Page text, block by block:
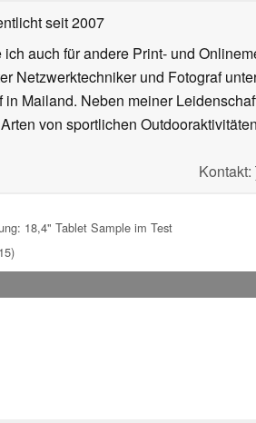
seit 2007
auch für andere Print- und
Netzwerktechniker und Fotograf
Mailand. Neben meiner
von sportlichen
Kontakt:
18,4" Tablet Sample im Test